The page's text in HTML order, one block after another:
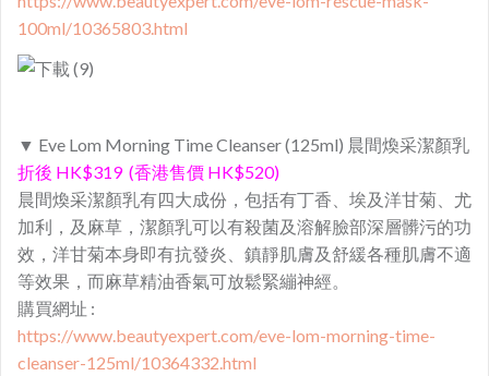
100ml/10365803.html
▼ Eve Lom Morning Time Cleanser (125ml) 晨間煥采潔顏乳
折後 HK$319 (香港售價 HK$520)
晨間煥采潔顏乳有四大成份，包括有丁香、埃及洋甘菊、尤
加利，及麻草，潔顏乳可以有殺菌及溶解臉部深層髒污的功
效，洋甘菊本身即有抗發炎、鎮靜肌膚及舒緩各種肌膚不適
等效果，而麻草精油香氣可放鬆緊繃神經。
購買網址 :
https://www.beautyexpert.com/eve-lom-morning-time-
cleanser-125ml/10364332.html